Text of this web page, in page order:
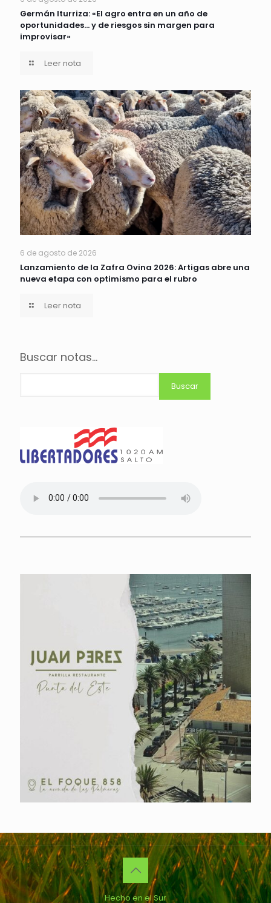
Germán Iturriza: «El agro entra en un año de
oportunidades… y de riesgos sin margen para
improvisar»
Leer nota
6 de agosto de 2026
Lanzamiento de la Zafra Ovina 2026: Artigas abre una
nueva etapa con optimismo para el rubro
Leer nota
Buscar notas...
Buscar
Hecho en el Sur